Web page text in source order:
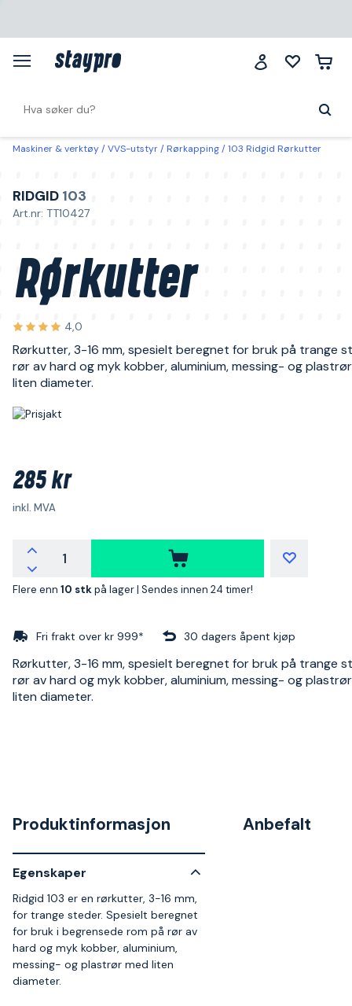
Maskiner & verktøy VVS-utstyr Rørkapping 103 Ridgid Rørkutter
RIDGID 103
Art.nr: TT10427
Rørkutter
4,0
Rørkutter, 3-16 mm, spesielt beregnet for bruk på trange
rør av hard og myk kobber, aluminium, messing- og
liten diameter.
285 kr
inkl. MVA
Flere enn 10 stkpå lager | Sendes innen 24 timer!
Fri frakt over kr 999* 30 dagers åpent kjøp
Rørkutter, 3-16 mm, spesielt beregnet for bruk på trange
rør av hard og myk kobber, aluminium, messing- og
liten diameter.
Produktinformasjon
Egenskaper
Ridgid 103 er en rørkutter, 3-16 mm,
for trange steder. Spesielt beregnet
for bruk i begrensede rom på rør av
hard og myk kobber, aluminium,
messing- og plastrør med liten
diameter.
Anbefalt